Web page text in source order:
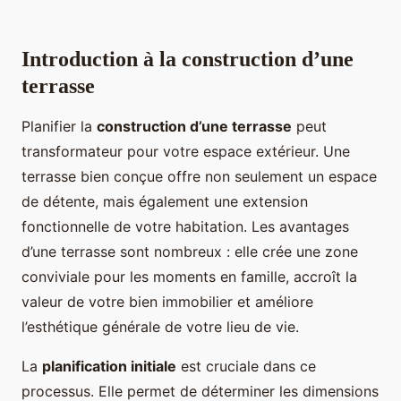
Introduction à la construction d’une
terrasse
Planifier la construction d’une terrasse peut
transformateur pour votre espace extérieur. Une
terrasse bien conçue offre non seulement un espace
de détente, mais également une extension
fonctionnelle de votre habitation. Les avantages
d’une terrasse sont nombreux : elle crée une zone
conviviale pour les moments en famille, accroît la
valeur de votre bien immobilier et améliore
l’esthétique générale de votre lieu de vie.
La planification initiale est cruciale dans ce
processus. Elle permet de déterminer les dimensions